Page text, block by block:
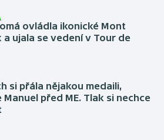
ovládla ikonické Mont
a ujala se vedení v Tour de
si přála nějakou medaili,
Manuel před ME. Tlak si nechce